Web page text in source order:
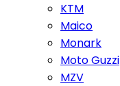
KTM
Maico
Monark
Moto Guzzi
MZV